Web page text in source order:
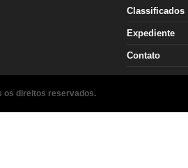
Classificados
Expediente
Contato
os direitos reservados.